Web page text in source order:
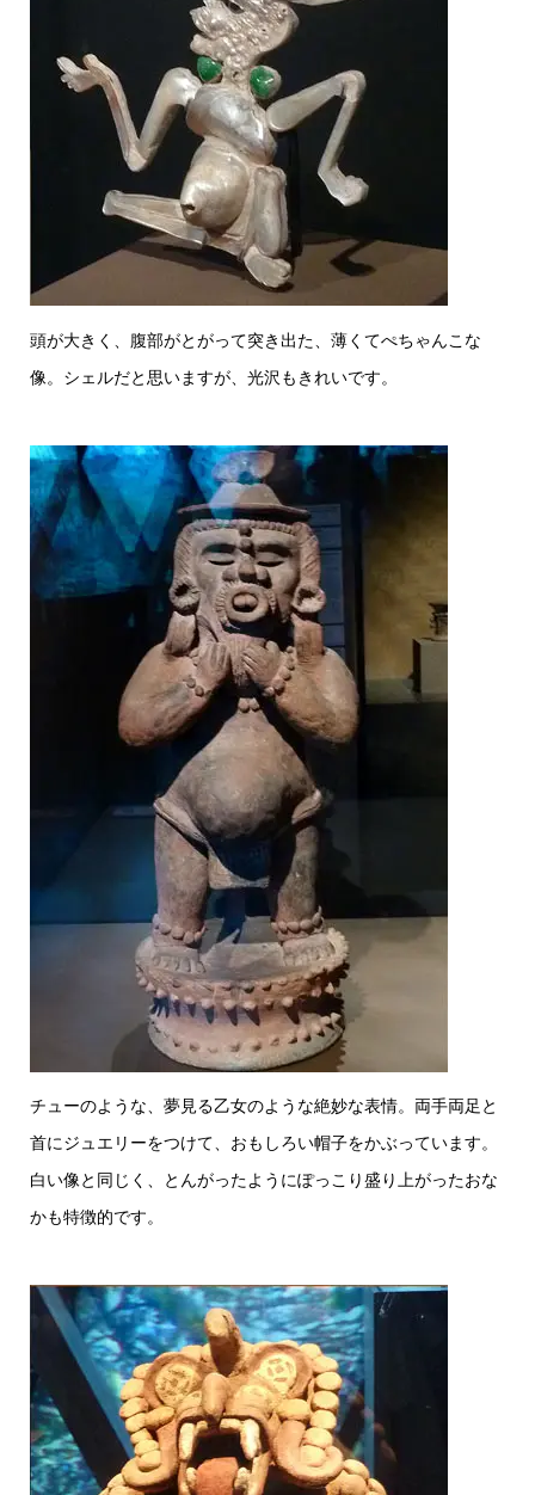
頭が大きく、腹部がとがって突き出た、薄くてぺちゃんこな
像。シェルだと思いますが、光沢もきれいです。
チューのような、夢見る乙女のような絶妙な表情。両手両足と
首にジュエリーをつけて、おもしろい帽子をかぶっています。
白い像と同じく、とんがったようにぽっこり盛り上がったおな
かも特徴的です。